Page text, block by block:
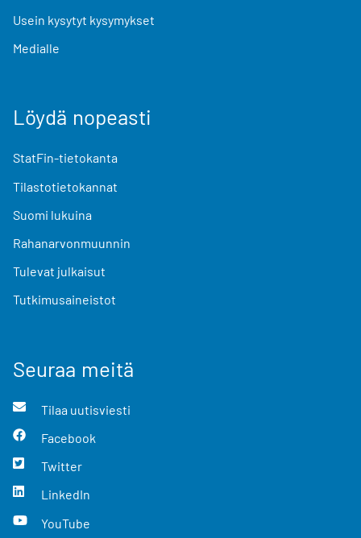
Usein kysytyt kysymykset
Medialle
Löydä nopeasti
StatFin-tietokanta
Tilastotietokannat
Suomi lukuina
Rahanarvonmuunnin
Tulevat julkaisut
Tutkimusaineistot
Seuraa meitä
Tilaa uutisviesti
Facebook
Twitter
LinkedIn
YouTube